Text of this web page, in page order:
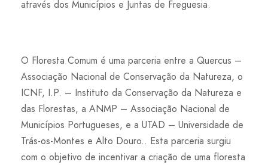
através dos Municípios e Juntas de Freguesia.
O Floresta Comum é uma parceria entre a Quercus –
Associação Nacional de Conservação da Natureza, o
ICNF, I.P. – Instituto da Conservação da Natureza e
das Florestas, a ANMP – Associação Nacional de
Municípios Portugueses, e a UTAD – Universidade de
Trás-os-Montes e Alto Douro.. Esta parceria surgiu
com o objetivo de incentivar a criação de uma floresta